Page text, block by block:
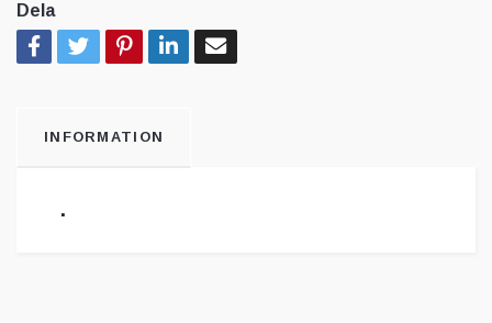
Dela
INFORMATION
.